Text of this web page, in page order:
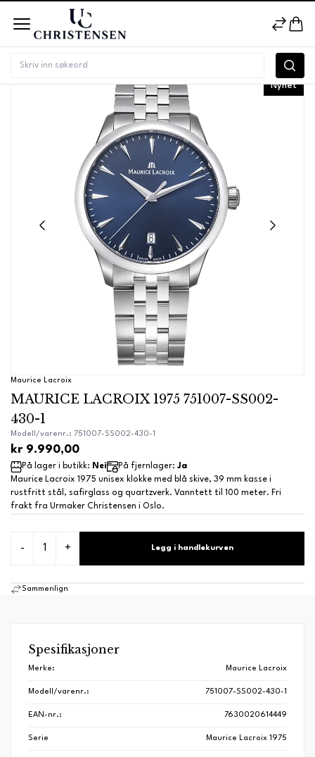
Nyhet
Maurice Lacroix
MAURICE LACROIX 1975 751007-SS002-
430-1
Modell/varenr.: 751007-SS002-430-1
kr 9.990,00
På lager i butikk: Nei På fjernlager: Ja
Maurice Lacroix 1975 unisex klokke med blå skive, 39 mm kasse i
rustfritt stål, safirglass og quartzverk. Vanntett til 100 meter. Fri
frakt fra Urmaker Christensen i Oslo.
- + Legg i handlekurven
Sammenlign
Spesifikasjoner
Merke: Maurice Lacroix
Modell/varenr.: 751007-SS002-430-1
EAN-nr.: 7630020614449
Serie Maurice Lacroix 1975